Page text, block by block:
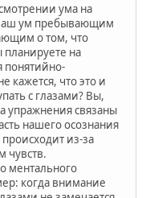
ума на
ваш ум пребывающим
о том, что
на
кажется, что это и
с глазами? Вы,
упражнения связаны
нашего осознания
из-за
чувств.
ментального
когда внимание